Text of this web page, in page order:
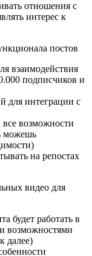
отношения с
интерес к
постов
взаимодействия
подписчиков и
для интеграции с
все возможности
можешь
на репостах
видео для
будет работать в
возможностями
далее)